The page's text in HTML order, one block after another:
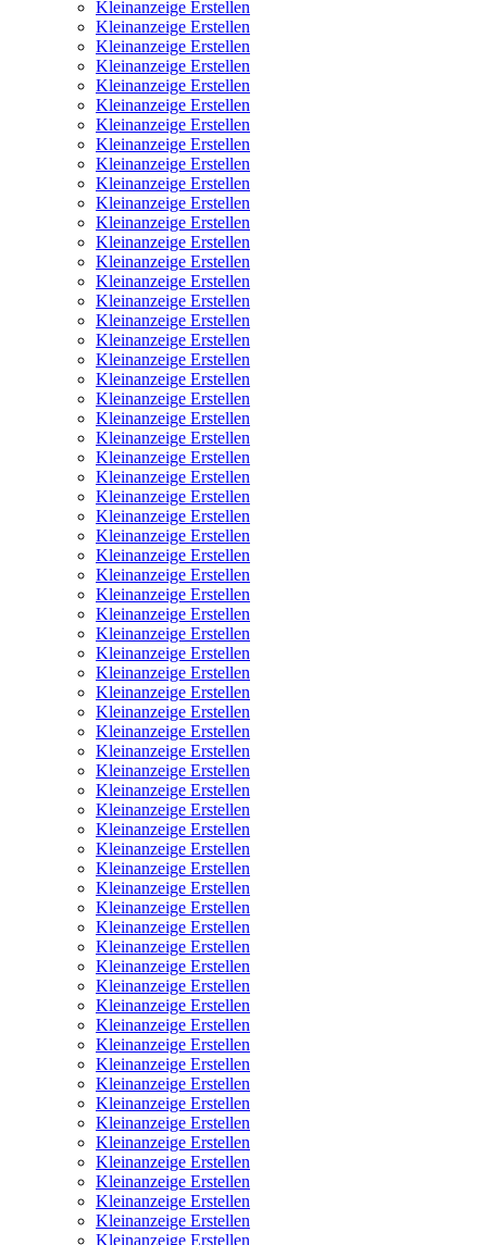
Kleinanzeige Erstellen
Kleinanzeige Erstellen
Kleinanzeige Erstellen
Kleinanzeige Erstellen
Kleinanzeige Erstellen
Kleinanzeige Erstellen
Kleinanzeige Erstellen
Kleinanzeige Erstellen
Kleinanzeige Erstellen
Kleinanzeige Erstellen
Kleinanzeige Erstellen
Kleinanzeige Erstellen
Kleinanzeige Erstellen
Kleinanzeige Erstellen
Kleinanzeige Erstellen
Kleinanzeige Erstellen
Kleinanzeige Erstellen
Kleinanzeige Erstellen
Kleinanzeige Erstellen
Kleinanzeige Erstellen
Kleinanzeige Erstellen
Kleinanzeige Erstellen
Kleinanzeige Erstellen
Kleinanzeige Erstellen
Kleinanzeige Erstellen
Kleinanzeige Erstellen
Kleinanzeige Erstellen
Kleinanzeige Erstellen
Kleinanzeige Erstellen
Kleinanzeige Erstellen
Kleinanzeige Erstellen
Kleinanzeige Erstellen
Kleinanzeige Erstellen
Kleinanzeige Erstellen
Kleinanzeige Erstellen
Kleinanzeige Erstellen
Kleinanzeige Erstellen
Kleinanzeige Erstellen
Kleinanzeige Erstellen
Kleinanzeige Erstellen
Kleinanzeige Erstellen
Kleinanzeige Erstellen
Kleinanzeige Erstellen
Kleinanzeige Erstellen
Kleinanzeige Erstellen
Kleinanzeige Erstellen
Kleinanzeige Erstellen
Kleinanzeige Erstellen
Kleinanzeige Erstellen
Kleinanzeige Erstellen
Kleinanzeige Erstellen
Kleinanzeige Erstellen
Kleinanzeige Erstellen
Kleinanzeige Erstellen
Kleinanzeige Erstellen
Kleinanzeige Erstellen
Kleinanzeige Erstellen
Kleinanzeige Erstellen
Kleinanzeige Erstellen
Kleinanzeige Erstellen
Kleinanzeige Erstellen
Kleinanzeige Erstellen
Kleinanzeige Erstellen
Kleinanzeige Erstellen